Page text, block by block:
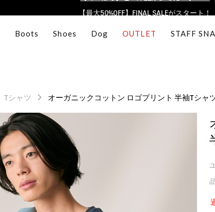
【最大50%OFF】FINAL SALEがスタート！
AIGLE CLUB ポイントサービス終了のお知ら
AIGLE CLUB ポイントサービス終了のお知らせ
Boots Shoes Dog OUTLET STAFF
Tシャツ オーガニックコットン ロゴプリント 半袖Tシャ